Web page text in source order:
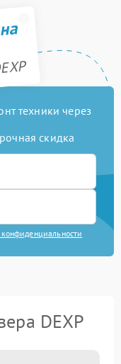
техники через
скидка
DEXP